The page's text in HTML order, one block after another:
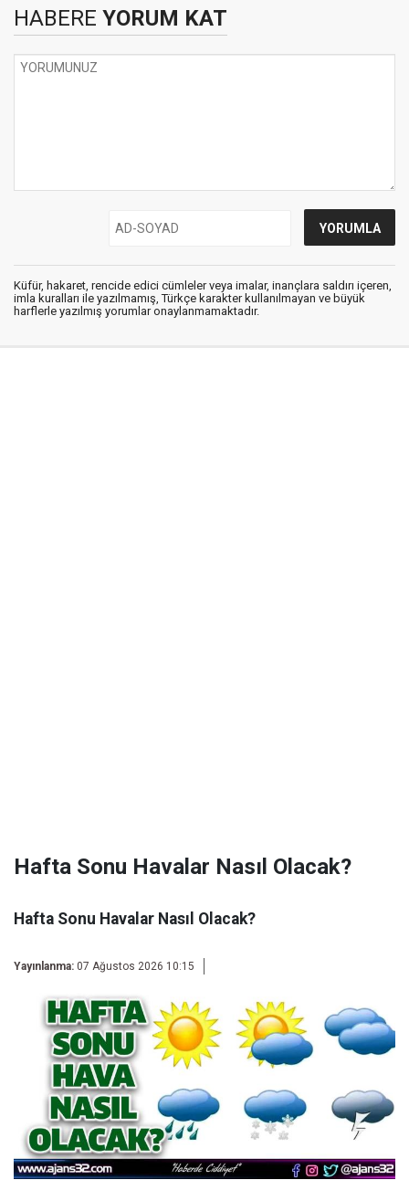
HABERE YORUM KAT
Küfür, hakaret, rencide edici cümleler veya imalar, inançlara saldırı içeren,
imla kuralları ile yazılmamış, Türkçe karakter kullanılmayan ve büyük
harflerle yazılmış yorumlar onaylanmamaktadır.
Hafta Sonu Havalar Nasıl Olacak?
Hafta Sonu Havalar Nasıl Olacak?
Yayınlanma: 07 Ağustos 2026 10:15